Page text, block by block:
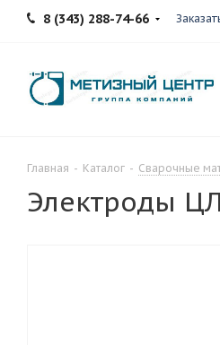
8 (343) 288-74-66
Главная - Каталог - Сварочные
Электроды